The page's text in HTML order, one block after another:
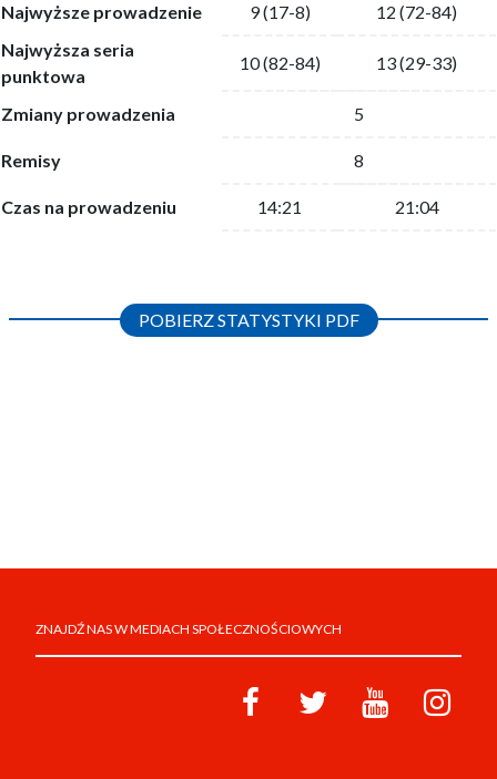
Najwyższe prowadzenie 9 (17-8)
12 (72-84)
Najwyższa seria
punktowa
10 (82-84) 13 (29-33)
Zmiany prowadzenia 5
Remisy 8
Czas na prowadzeniu 14:21 21:04
POBIERZ STATYSTYKI PDF
ZNAJDŹ NAS W MEDIACH SPOŁECZNOŚCIOWYCH